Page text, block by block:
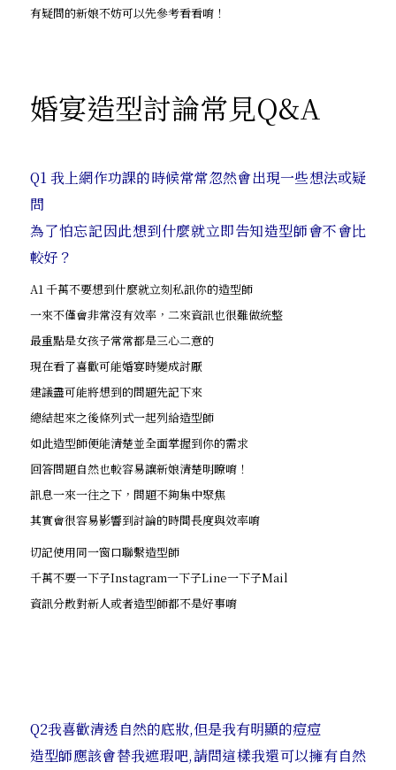
有疑問的新娘不妨可以先參考看看唷！
婚宴造型討論常見Q&A
Q1 我上網作功課的時候常常忽然會出現一些想法或疑
問
為了怕忘記因此想到什麼就立即告知造型師會不會比
較好？
A1 千萬不要想到什麼就立刻私訊你的造型師
一來不僅會非常沒有效率，二來資訊也很難做統整
最重點是女孩子常常都是三心二意的
現在看了喜歡可能婚宴時變成討厭
建議盡可能將想到的問題先記下來
總結起來之後條列式一起列給造型師
如此造型師便能清楚並全面掌握到你的需求
回答問題自然也較容易讓新娘清楚明瞭唷！
訊息一來一往之下，問題不夠集中聚焦
其實會很容易影響到討論的時間長度與效率唷
切記使用同一窗口聯繫造型師
千萬不要一下子Instagram一下子Line一下子Mail
資訊分散對新人或者造型師都不是好事唷
Q2我喜歡清透自然的底妝,但是我有明顯的痘痘
造型師應該會替我遮瑕吧,請問這樣我還可以擁有自然